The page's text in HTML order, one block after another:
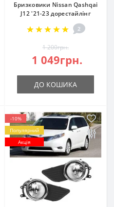
Бризковики Nissan Qashqai
J12 '21-23 дорестайлінг
2
1 200грн.
1 049грн.
ДО КОШИКА
-10%
Популярний
Акція